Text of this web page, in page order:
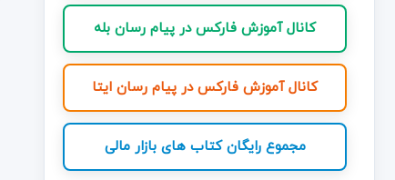
کانال آموزش فارکس در پیام رسان بله
کانال آموزش فارکس در پیام رسان ایتا
مجموع رایگان کتاب های بازار مالی